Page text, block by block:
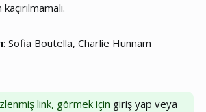
: Sofia Boutella, Charlie Hunnam
link, görmek için giriş yap veya